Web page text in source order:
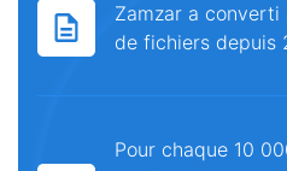
Zamzar a converti
de fichiers depuis
Pour chaque 10